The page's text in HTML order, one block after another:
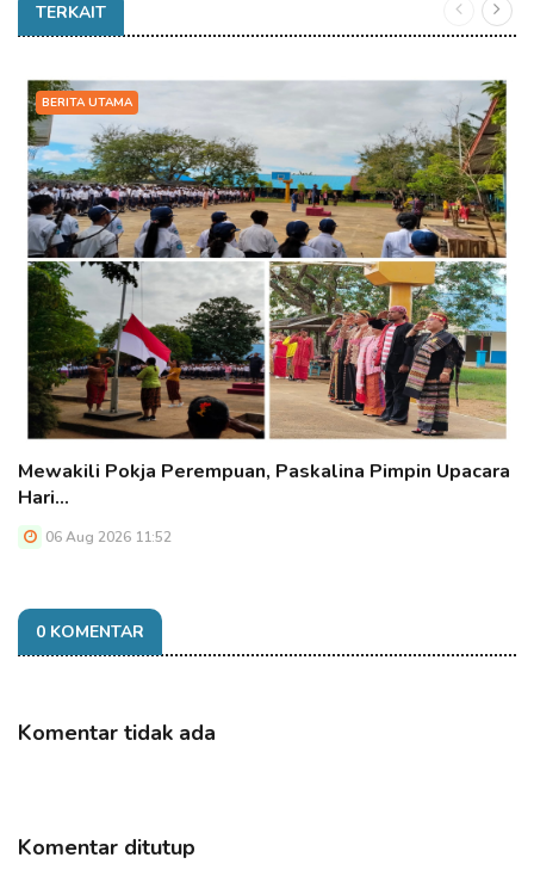
TERKAIT
BERITA UTAMA
Mewakili Pokja Perempuan, Paskalina Pimpin Upacara
Hari…
06 Aug 2026 11:52
0 KOMENTAR
Komentar tidak ada
Komentar ditutup